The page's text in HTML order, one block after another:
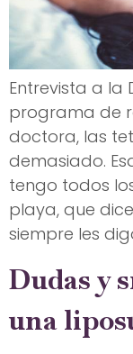
Entrevista a la
programa de
doctora, las
demasiado.
tengo todos
playa, que
siempre les
Dudas y
una